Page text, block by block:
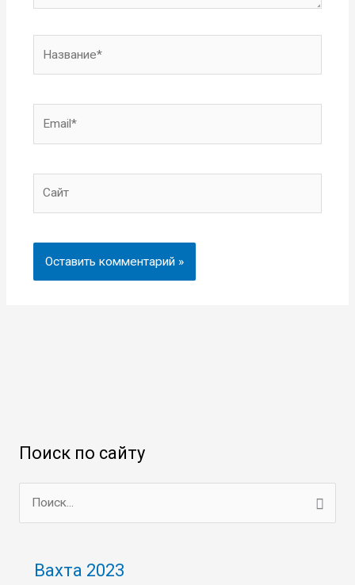
Поиск по сайту
Вахта 2023